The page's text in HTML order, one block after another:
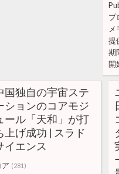
プ
メ
提
期
開
国独自の宇宙ステ
ションのコアモジ
ール「天和」が打
上げ成功 | スラド
イエンス
ア (281)